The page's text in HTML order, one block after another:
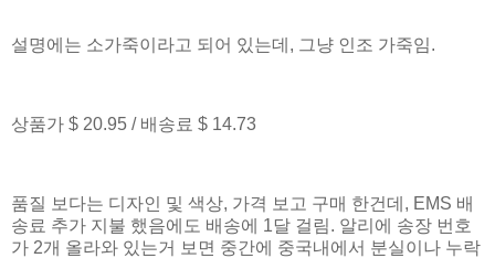
설명에는 소가죽이라고 되어 있는데, 그냥 인조 가죽임.
상품가 $ 20.95 / 배송료 $ 14.73
품질 보다는 디자인 및 색상, 가격 보고 구매 한건데, EMS 배
송료 추가 지불 했음에도 배송에 1달 걸림. 알리에 송장 번호
가 2개 올라와 있는거 보면 중간에 중국내에서 분실이나 누락